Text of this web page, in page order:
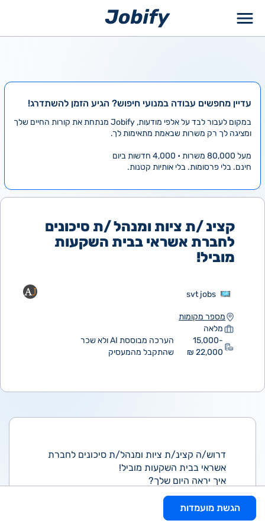
עדיין מחפשים עבודה במנועי חיפוש? הגיע הזמן להשתדרג!
במקום לעבור לבד על אלפי מודעות, Jobify מנתחת את קורות החיים שלך
ומציגה לך רק משרות שבאמת מתאימות לך.
מעל 80,000 משרות • 4,000 חדשות ביום
חינם. בלי פרסומות. בלי אותיות קטנות.
קצינ /ת ציות ומנהל /ת סיכונים
לחברת אשראי בבית השקעות
מוביל!
svt jobs
מספר מקומות
מלאה
15,000-
22,000 ₪
הערכה מבוססת AI ולא שכר
שהתקבל מהמעסיק
דרוש/ה קצינ/ת ציות ומנהל/ת סיכונים לחברת
אשראי בבית השקעות מוביל!
איך יראה היום שלך?
תחומי אחריות -
בנייה והובלת האסטרטגיה - גיבוש, עדכון והטמעת
מדיניות ניהול הסיכונים, הציות ואיסור הלבנת הון
הגשת מועמדות